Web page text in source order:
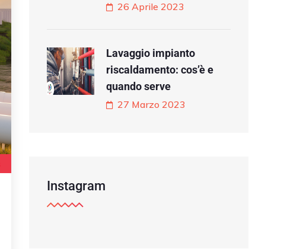
26 Aprile 2023
Lavaggio impianto
riscaldamento: cos’è e
quando serve
27 Marzo 2023
Instagram